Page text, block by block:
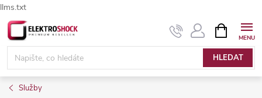
llms.txt
Přejít
na
obsah
HLEDAT
NÁKUPNÍ
KOŠÍK
Služby
Elektroshock.cz - Chat